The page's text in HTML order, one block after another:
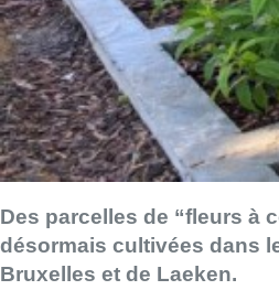
Des parcelles de “fleurs à
désormais cultivées dans
Bruxelles et de Laeken.